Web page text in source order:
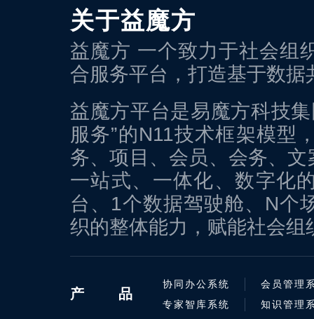
关于益魔方
益魔方 一个致力于社会组
合服务平台，打造基于数
益魔方平台是易魔方科技
服务”的N11技术框架模型
务、项目、会员、会务、
一站式、一体化、数字化
台、1个数据驾驶舱、N个
织的整体能力，赋能社会组
产 品
协同办公系统
会员管理
专家智库系统
知识管理